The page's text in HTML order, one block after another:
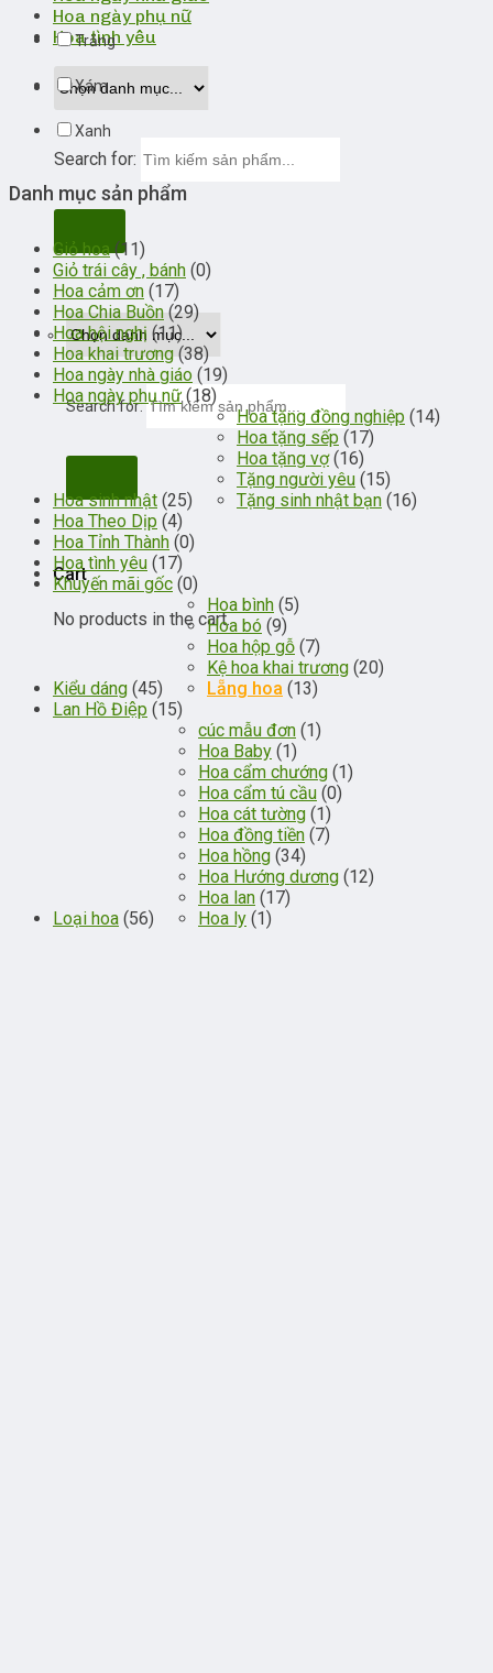
Hoa ngày phụ nữ
Hoa tình yêu
Search for:
Search for:
Cart
No products in the cart.
Trắng
Xám
Xanh
Danh mục sản phẩm
Giỏ hoa (11)
Giỏ trái cây , bánh (0)
Hoa cảm ơn (17)
Hoa Chia Buồn (29)
Hoa hội nghị (11)
Hoa khai trương (38)
Hoa ngày nhà giáo (19)
Hoa ngày phụ nữ (18)
Hoa sinh nhật (25)
Hoa tặng đồng nghiệp (14)
Hoa tặng sếp (17)
Hoa tặng vợ (16)
Tặng người yêu (15)
Tặng sinh nhật bạn (16)
Hoa Theo Dịp (4)
Hoa Tỉnh Thành (0)
Hoa tình yêu (17)
Khuyến mãi gốc (0)
Kiểu dáng (45)
Hoa bình (5)
Hoa bó (9)
Hoa hộp gỗ (7)
Kệ hoa khai trương (20)
Lẵng hoa (13)
Lan Hồ Điệp (15)
Loại hoa (56)
cúc mẫu đơn (1)
Hoa Baby (1)
Hoa cẩm chướng (1)
Hoa cẩm tú cầu (0)
Hoa cát tường (1)
Hoa đồng tiền (7)
Hoa hồng (34)
Hoa Hướng dương (12)
Hoa lan (17)
Hoa ly (1)